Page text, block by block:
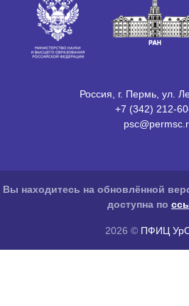
Россия, г. Пермь, ул.
+7 (342) 212-
Вы находитесь на обновлённой
доступна по
2026 © ПФИЦ